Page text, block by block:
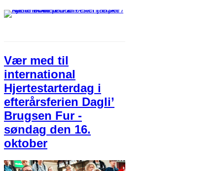
Vær med til
international
Hjertestarterdag i
efterårsferien Dagli’
Brugsen Fur -
søndag den 16.
oktober